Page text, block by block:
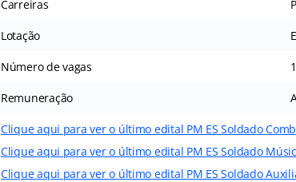
Carreiras
Lotação
Número de vagas
Remuneração
Clique aqui para ver o último edital PM ES Soldado
Clique aqui para ver o último edital PM ES Soldado
Clique aqui para ver o último edital PM ES Soldado